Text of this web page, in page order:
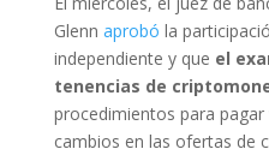
Glenn aprobó la
independiente y que el
tenencias de
procedimientos para
cambios en las ofertas de